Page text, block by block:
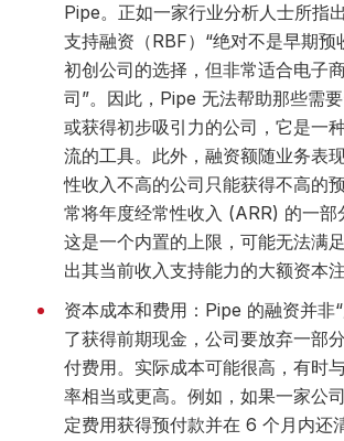
Pipe。正如一家行业分析人士所指
支持融资（RBF）“绝对不是早期预
初创公司的选择，但非常适合电子
司”。因此，Pipe 无法帮助那些需
或获得初步吸引力的公司，它是一
流的工具。此外，融资额随业务表
性收入不高的公司只能获得不高的
常将年度经常性收入 (ARR) 的一部
这是一个内置的上限，可能无法满
出其当前收入支持能力的大额资本注
资本成本和费用：Pipe 的融资并非
了获得前期现金，公司要放弃一部
付费用。实际成本可能很高，有时
率相当或更高。例如，如果一家公
定费用获得预付款并在 6 个月内还